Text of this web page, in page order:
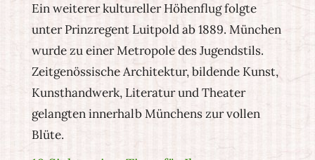
Ein weiterer kultureller Höhenflug folgte
unter Prinzregent Luitpold ab 1889. München
wurde zu einer Metropole des Jugendstils.
Zeitgenössische Architektur, bildende Kunst,
Kunsthandwerk, Literatur und Theater
gelangten innerhalb Münchens zur vollen
Blüte.